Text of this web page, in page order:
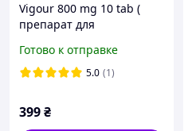
Vigour 800 mg 10 tab (
препарат для
Готово к отправке
5.0 (1)
399₴